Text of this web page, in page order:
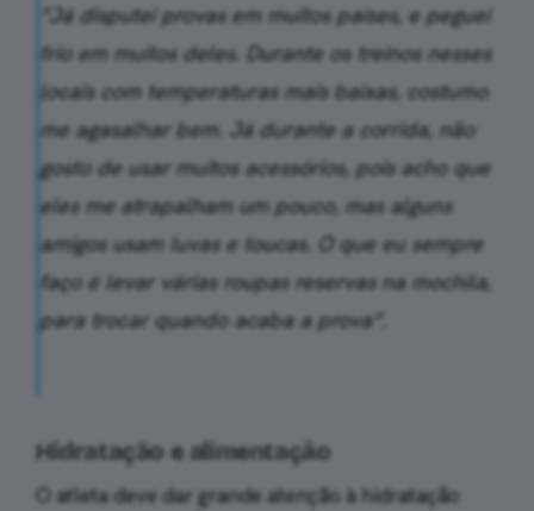
“Já disputei provas em muitos países, e peguei
frio em muitos deles. Durante os treinos nesses
locais com temperaturas mais baixas, costumo
me agasalhar bem. Já durante a corrida, não
gosto de usar muitos acessórios, pois acho que
eles me atrapalham um pouco, mas alguns
amigos usam luvas e toucas. O que eu sempre
faço é levar várias roupas reservas na mochila,
para trocar quando acaba a prova”.
Hidratação e alimentação
O atleta deve dar grande atenção à hidratação